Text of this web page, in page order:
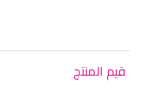
قيم المنتج